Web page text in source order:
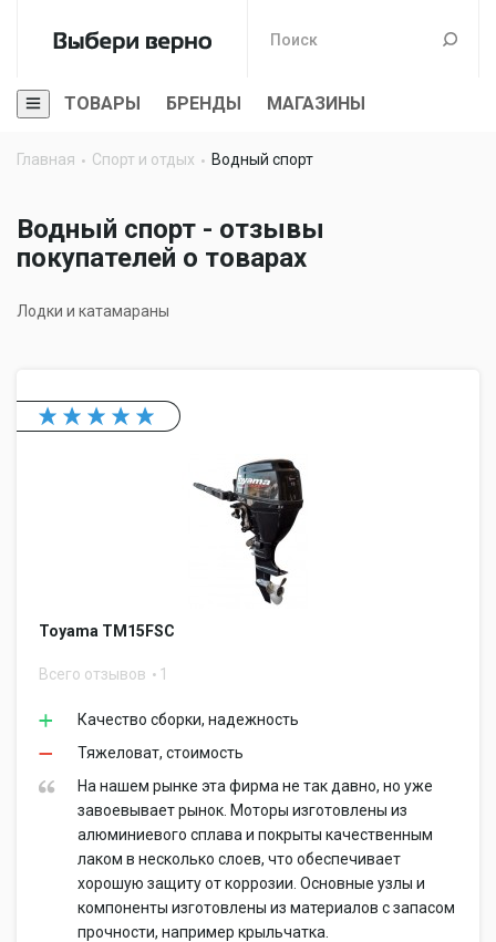
ТОВАРЫ БРЕНДЫ МАГАЗИНЫ
Главная Спорт и отдых Водный спорт
Водный спорт - отзывы
покупателей о товарах
Лодки и катамараны
Toyama TM15FSС
Всего отзывов 1
Качество сборки, надежность
Тяжеловат, стоимость
На нашем рынке эта фирма не так давно, но уже
завоевывает рынок. Моторы изготовлены из
алюминиевого сплава и покрыты качественным
лаком в несколько слоев, что обеспечивает
хорошую защиту от коррозии. Основные узлы и
компоненты изготовлены из материалов с запасом
прочности, например крыльчатка.